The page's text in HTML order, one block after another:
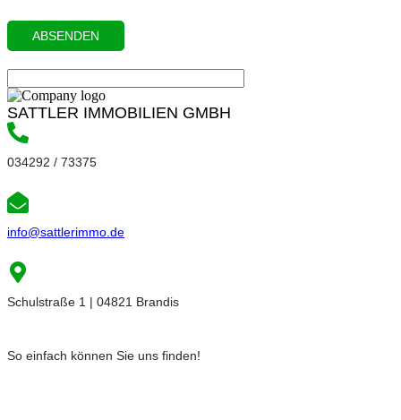
SATTLER IMMOBILIEN GMBH
034292 / 73375
info@sattlerimmo.de
Schulstraße 1 | 04821 Brandis
So einfach können Sie uns finden!